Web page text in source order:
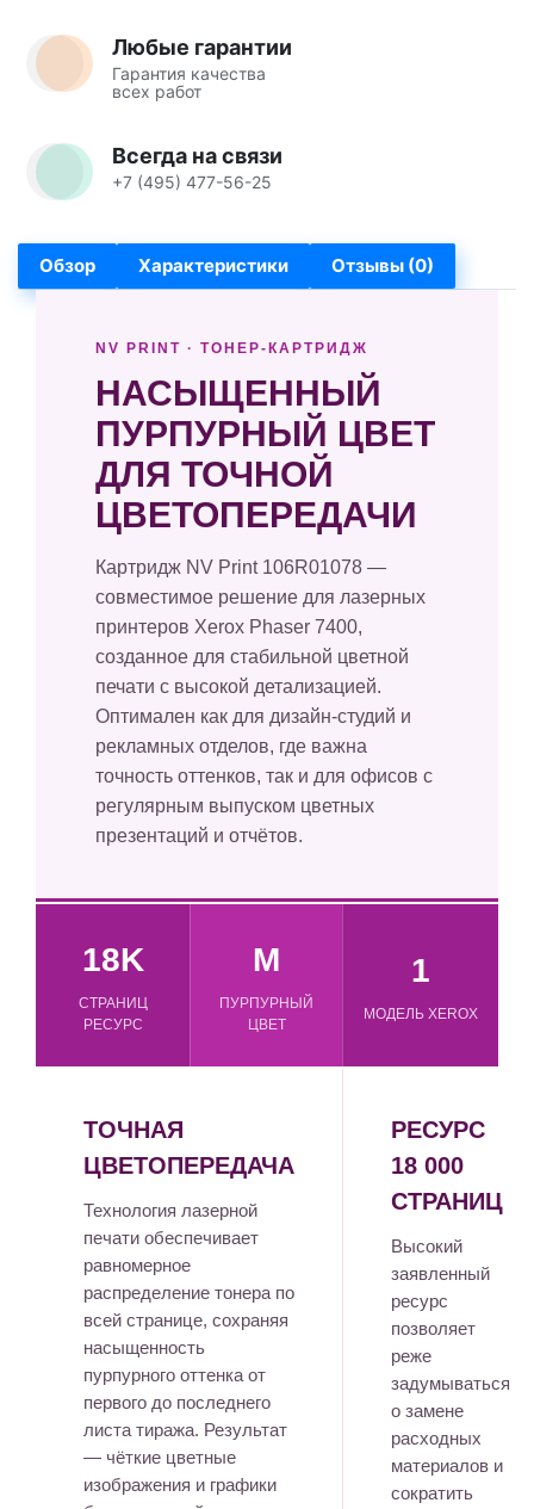
Любые гарантии
Гарантия качества
всех работ
Всегда на связи
+7 (495) 477-56-25
Обзор Характеристики Отзывы (0)
NV PRINT · ТОНЕР-КАРТРИДЖ
НАСЫЩЕННЫЙ
ПУРПУРНЫЙ ЦВЕТ
ДЛЯ ТОЧНОЙ
ЦВЕТОПЕРЕДАЧИ
Картридж NV Print 106R01078 —
совместимое решение для лазерных
принтеров Xerox Phaser 7400,
созданное для стабильной цветной
печати с высокой детализацией.
Оптимален как для дизайн-студий и
рекламных отделов, где важна
точность оттенков, так и для офисов с
регулярным выпуском цветных
презентаций и отчётов.
18K
СТРАНИЦ
РЕСУРС
M
ПУРПУРНЫЙ
ЦВЕТ
1
МОДЕЛЬ XEROX
ТОЧНАЯ
ЦВЕТОПЕРЕДАЧА
Технология лазерной
печати обеспечивает
равномерное
распределение тонера по
всей странице, сохраняя
насыщенность
пурпурного оттенка от
первого до последнего
листа тиража. Результат
— чёткие цветные
изображения и графики
РЕСУРС
18 000
СТРАНИЦ
Высокий
заявленный
ресурс
позволяет
реже
задумываться
о замене
расходных
материалов и
сократить